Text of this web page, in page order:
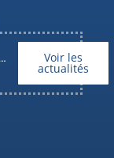
Voir les
actualités